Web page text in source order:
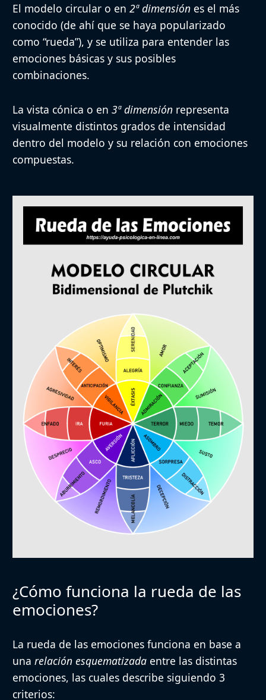
El modelo circular o en 2ª dimensión es el más
conocido (de ahí que se haya popularizado
como “rueda”), y se utiliza para entender las
emociones básicas y sus posibles
combinaciones.
La vista cónica o en 3ª dimensión representa
visualmente distintos grados de intensidad
dentro del modelo y su relación con emociones
compuestas.
¿Cómo funciona la rueda de las
emociones?
La rueda de las emociones funciona en base a
una relación esquematizada entre las distintas
emociones, las cuales describe siguiendo 3
criterios: